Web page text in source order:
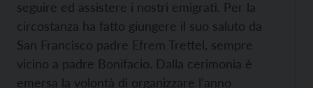
seguire ed assistere i nostri emigrati. Per la
circostanza ha fatto giungere il suo saluto da
San Francisco padre Efrem Trettel, sempre
vicino a padre Bonifacio. Dalla cerimonia è
emersa la volontà di organizzare l’anno